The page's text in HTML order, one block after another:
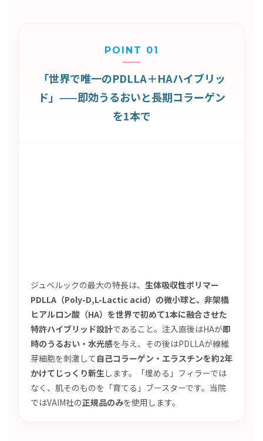
POINT 01
「世界で唯一のPDLLA＋HAハイブリッ
ド」——即効うるおいと長期コラーゲン
を1本で
ジュベルックの最大の特長は、 生体吸収性ポリマー
PDLLA（Poly-D,L-Lactic acid）の微小球と、非架橋
ヒアルロン酸（HA）を世界で初めて1本に融合させた
特許ハイブリッド設計であること。注入直後はHAが即
時のうるおい・水光感を与え、その後はPDLLAが線維
芽細胞を刺激して 自己コラーゲン・エラスチンを約2年
かけてじっくり新生 します。「埋める」フィラーでは
なく、肌そのものを「育てる」ブースターです。当院
ではVAIM社の正規品のみを使用します。